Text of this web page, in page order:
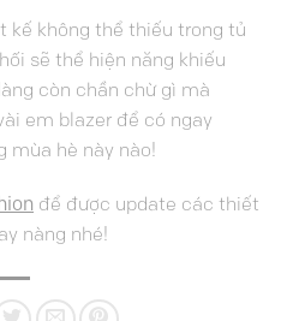
kế không thể thiếu trong tủ
sẽ thể hiện năng khiếu
còn chần chừ gì mà
em blazer để có ngay
mùa hè này nào!
để được update các thiết
nàng nhé!